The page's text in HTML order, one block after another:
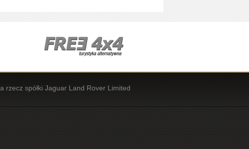
spółki Jaguar Land Rover Limited